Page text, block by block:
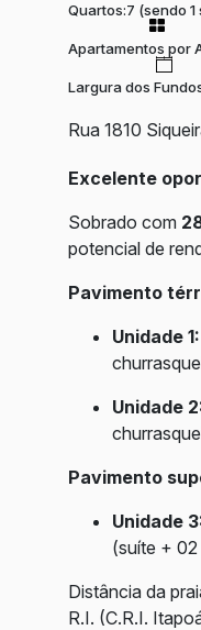
Quartos:7 (sendo 1
Apartamentos por
Largura dos
Rua 1810
Excelente
Sobrado com
potencial de
Pavimento
Unidade 1:
Unidade
Pavimento
Unidade
(suíte +
Distância da
R.I. (C.R.I.